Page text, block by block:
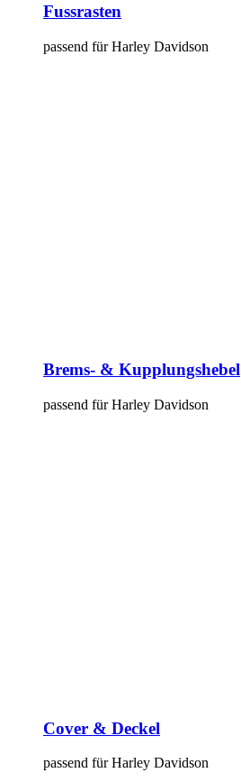
Fussrasten
passend für Harley Davidson
Brems- & Kupplungshebel
passend für Harley Davidson
Cover & Deckel
passend für Harley Davidson